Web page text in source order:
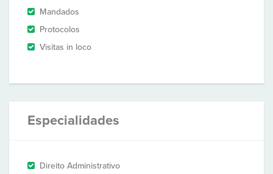
Mandados
Protocolos
Visitas in loco
Especialidades
Direito Administrativo